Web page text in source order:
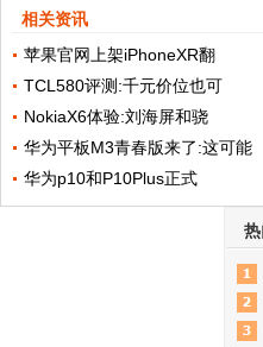
相关资讯
苹果官网上架iPhoneXR翻
TCL580评测:千元价位也可
NokiaX6体验:刘海屏和骁
华为平板M3青春版来了:这可能
华为p10和P10Plus正式